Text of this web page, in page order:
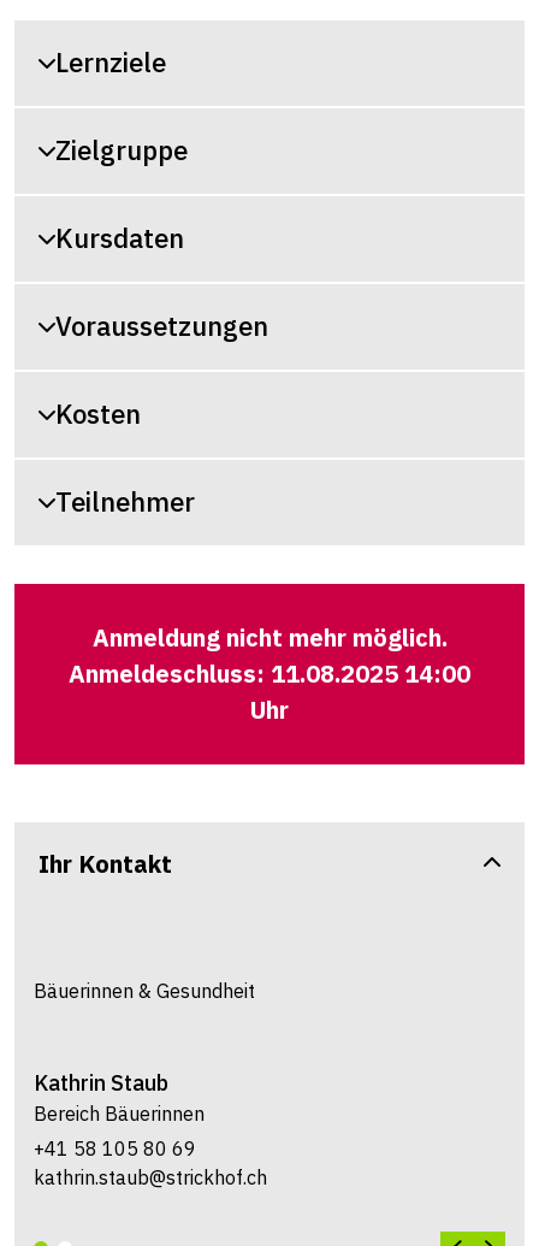
Lernziele
Zielgruppe
Kursdaten
Voraussetzungen
Kosten
Teilnehmer
Anmeldung nicht mehr möglich.
Anmeldeschluss: 11.08.2025 14:00
Uhr
Ihr Kontakt
Bäuerinnen & Gesundheit
Kathrin Staub
Bereich Bäuerinnen
+41 58 105 80 69
kathrin.staub@strickhof.ch